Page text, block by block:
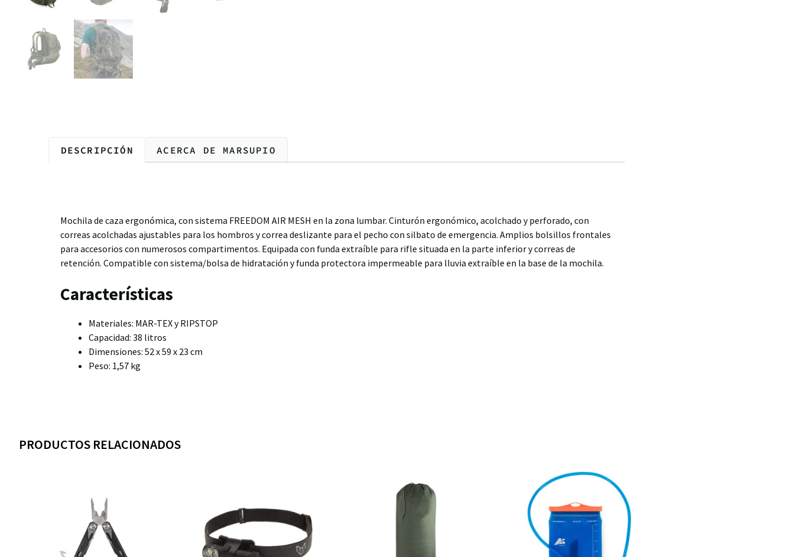
DESCRIPCIÓN ACERCA DE MARSUPIO
Mochila de caza ergonómica, con sistema FREEDOM AIR MESH en la zona lumbar. Cinturón ergonómico, acolchado y perforado, con
correas acolchadas ajustables para los hombros y correa deslizante para el pecho con silbato de emergencia. Amplios bolsillos frontales
para accesorios con numerosos compartimentos. Equipada con funda extraíble para rifle situada en la parte inferior y correas de
retención. Compatible con sistema/bolsa de hidratación y funda protectora impermeable para lluvia extraíble en la base de la mochila.
Características
Materiales: MAR-TEX y RIPSTOP
Capacidad: 38 litros
Dimensiones: 52 x 59 x 23 cm
Peso: 1,57 kg
PRODUCTOS RELACIONADOS